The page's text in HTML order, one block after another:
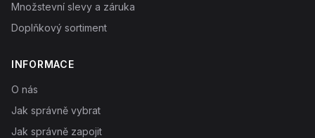
Množstevní slevy a záruka
Doplňkový sortiment
INFORMACE
O nás
Jak správně vybrat
Jak správně zapojit